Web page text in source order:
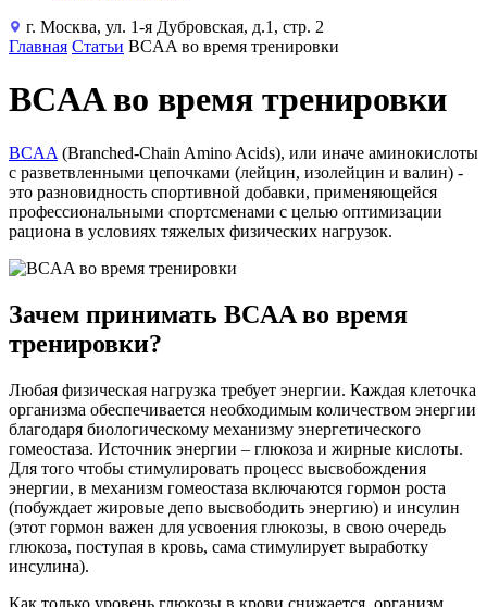
г. Москва, ул. 1-я Дубровская, д.1, стр. 2
Главная Статьи BCAA во время тренировки
BCAA во время тренировки
BCAA (Branched-Chain Amino Acids), или иначе аминокислоты
с разветвленными цепочками (лейцин, изолейцин и валин) -
это разновидность спортивной добавки, применяющейся
профессиональными спортсменами с целью оптимизации
рациона в условиях тяжелых физических нагрузок.
Зачем принимать BCAA во время
тренировки?
Любая физическая нагрузка требует энергии. Каждая клеточка
организма обеспечивается необходимым количеством энергии
благодаря биологическому механизму энергетического
гомеостаза. Источник энергии – глюкоза и жирные кислоты.
Для того чтобы стимулировать процесс высвобождения
энергии, в механизм гомеостаза включаются гормон роста
(побуждает жировые депо высвободить энергию) и инсулин
(этот гормон важен для усвоения глюкозы, в свою очередь
глюкоза, поступая в кровь, сама стимулирует выработку
инсулина).
Как только уровень глюкозы в крови снижается, организм